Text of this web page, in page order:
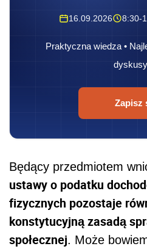
16.09.2026 8:30-
Praktyczna wiedza •
Zapisz
Będący przedmiotem
ustawy o podatku
fizycznych pozostaje
konstytucyjną zasadą
społecznej. Może